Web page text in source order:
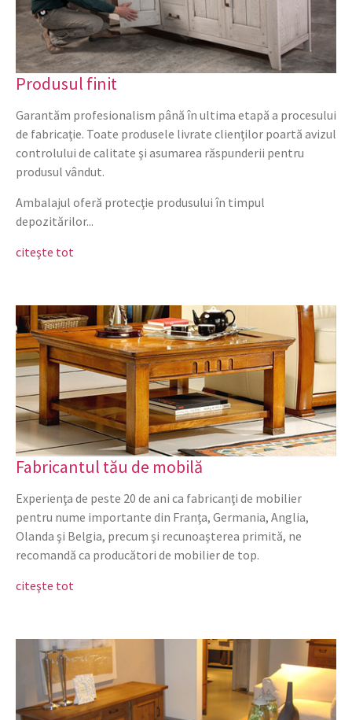
Produsul finit
Garantăm profesionalism până în ultima etapă a procesului
de fabricaţie. Toate produsele livrate clienţilor poartă avizul
controlului de calitate şi asumarea răspunderii pentru
produsul vândut.
Ambalajul oferă protecţie produsului în timpul
depozitărilor...
citeşte tot
Fabricantul tău de mobilă
Experienţa de peste 20 de ani ca fabricanţi de mobilier
pentru nume importante din Franţa, Germania, Anglia,
Olanda şi Belgia, precum şi recunoaşterea primită, ne
recomandă ca producători de mobilier de top.
citeşte tot